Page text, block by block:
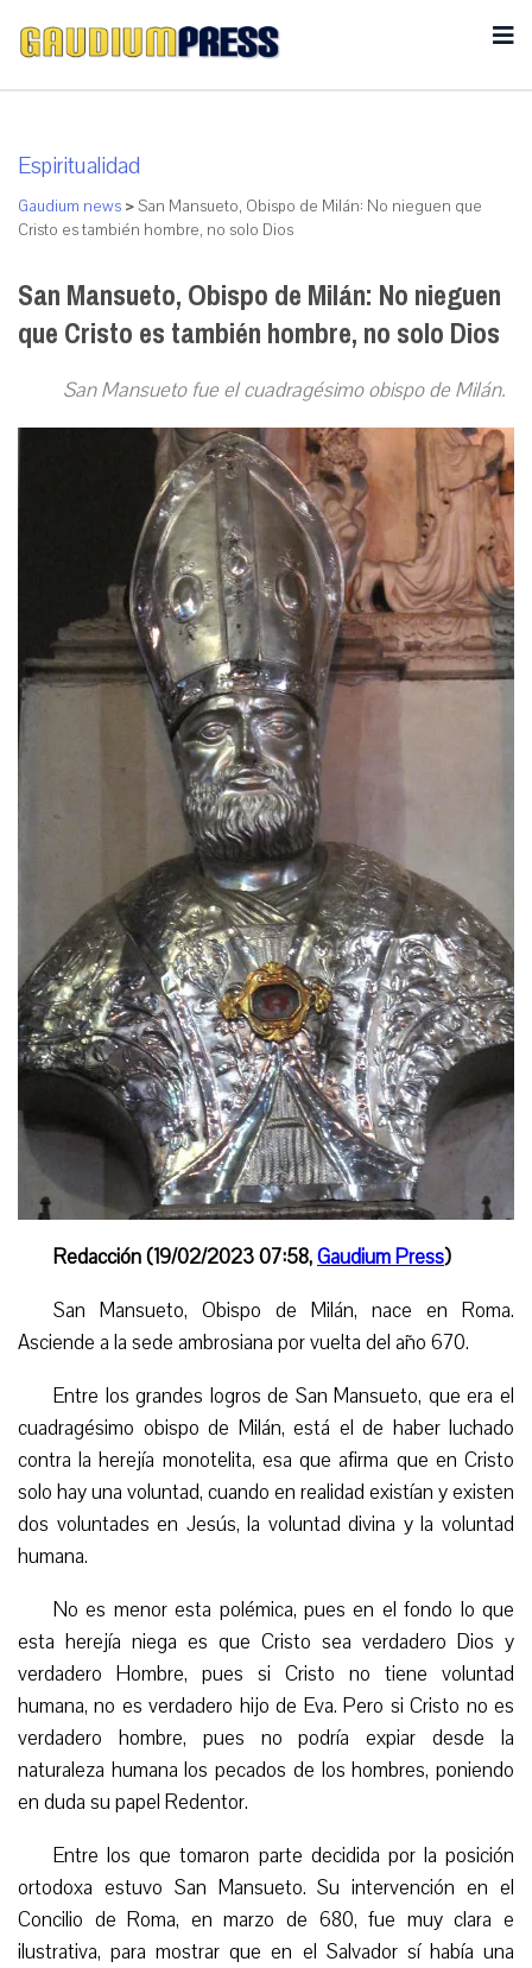
Espiritualidad
Gaudium news >San Mansueto, Obispo de Milán: No nieguen que
Cristo es también hombre, no solo Dios
San Mansueto, Obispo de Milán: No nieguen
que Cristo es también hombre, no solo Dios
San Mansueto fue el cuadragésimo obispo de Milán.
Redacción (19/02/2023 07:58,Gaudium Press)
San Mansueto, Obispo de Milán, nace en Roma.
Asciende a la sede ambrosiana por vuelta del año 670.
Entre los grandes logros de San Mansueto, que era el
cuadragésimo obispo de Milán, está el de haber luchado
contra la herejía monotelita, esa que afirma que en Cristo
solo hay una voluntad, cuando en realidad existían y existen
dos voluntades en Jesús, la voluntad divina y la voluntad
humana.
No es menor esta polémica, pues en el fondo lo que
esta herejía niega es que Cristo sea verdadero Dios y
verdadero Hombre, pues si Cristo no tiene voluntad
humana, no es verdadero hijo de Eva. Pero siCristo no es
verdadero hombre, pues no podría expiar desde la
naturaleza humana los pecados de los hombres, poniendo
en duda su papel Redentor.
Entre los que tomaron parte decidida por la posición
ortodoxa estuvo San Mansueto. Su intervención en el
Concilio de Roma, en marzo de 680, fue muy clara e
ilustrativa, para mostrar que en el Salvador sí había una